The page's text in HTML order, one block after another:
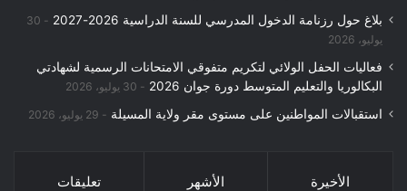
بلاغ حول رزنامة الدخول المدرسي للسنة الدراسية 2026-2027
30
يوليو، 2026
فعاليات الحفل الولائي لتكريم متفوقي الامتحانات الرسمية لشهادتي
البكالوريا والتعليم المتوسط دورة جوان 2026
30 يوليو، 2026
استقبالات المواطنين على مستوى مقر ولاية المسيلة 29 يوليو، 2026
الأخيرة الأشهر تعليقات